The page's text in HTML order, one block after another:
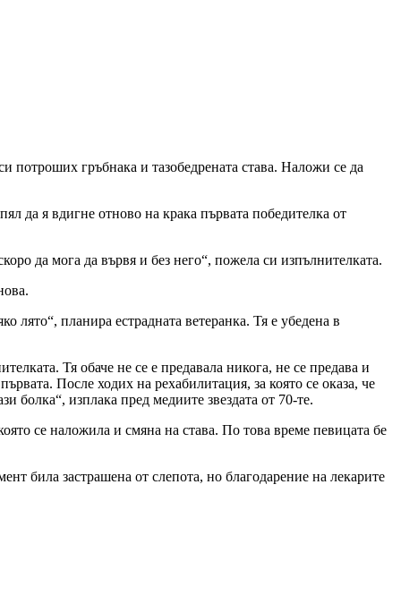
гръбнака и тазобедрената става. Наложи се да
да я вдигне отново на крака първата победителка от
да мога да вървя и без него“, пожела си изпълнителката.
планира естрадната ветеранка. Тя е убедена в
Тя обаче не се е предавала никога, не се предава и
После ходих на рехабилитация, за която се оказа, че
болка“, изплака пред медиите звездата от 70-те.
се наложила и смяна на става. По това време певицата бе
била застрашена от слепота, но благодарение на лекарите